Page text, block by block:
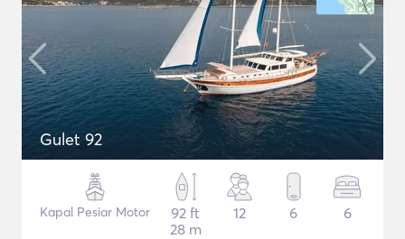
Gulet 92
Kapal Pesiar Motor
92 ft
28 m
12 6 6